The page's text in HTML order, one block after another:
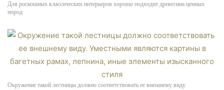
Для роскошных классических интерьеров хорошо подходит древесина ценных
пород
Окружение такой лестницы должно соответствовать ее внешнему виду.